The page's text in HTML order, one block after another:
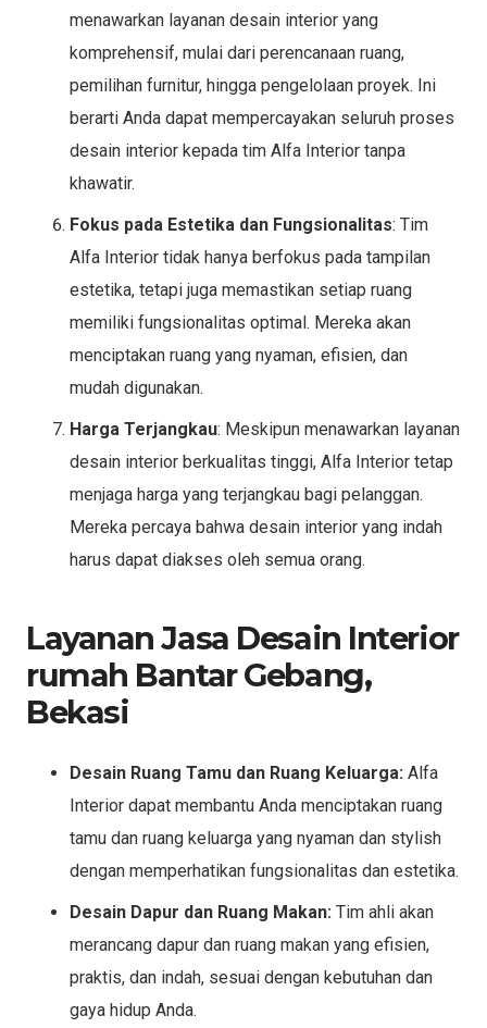
menawarkan layanan desain interior yang
komprehensif, mulai dari perencanaan ruang,
pemilihan furnitur, hingga pengelolaan proyek. Ini
berarti Anda dapat mempercayakan seluruh proses
desain interior kepada tim Alfa Interior tanpa
khawatir.
Fokus pada Estetika dan Fungsionalitas: Tim
Alfa Interior tidak hanya berfokus pada tampilan
estetika, tetapi juga memastikan setiap ruang
memiliki fungsionalitas optimal. Mereka akan
menciptakan ruang yang nyaman, efisien, dan
mudah digunakan.
Harga Terjangkau: Meskipun menawarkan layanan
desain interior berkualitas tinggi, Alfa Interior tetap
menjaga harga yang terjangkau bagi pelanggan.
Mereka percaya bahwa desain interior yang indah
harus dapat diakses oleh semua orang.
Layanan Jasa Desain Interior
rumah Bantar Gebang,
Bekasi
Desain Ruang Tamu dan Ruang Keluarga: Alfa
Interior dapat membantu Anda menciptakan ruang
tamu dan ruang keluarga yang nyaman dan stylish
dengan memperhatikan fungsionalitas dan estetika.
Desain Dapur dan Ruang Makan: Tim ahli akan
merancang dapur dan ruang makan yang efisien,
praktis, dan indah, sesuai dengan kebutuhan dan
gaya hidup Anda.